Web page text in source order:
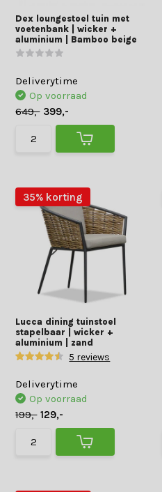
Dex loungestoel tuin met
voetenbank | wicker +
aluminium | Bamboo beige
Deliverytime
Op voorraad
649,- 399,-
35% korting
Lucca dining tuinstoel
stapelbaar | wicker +
aluminium | zand
5 reviews
Deliverytime
Op voorraad
199,- 129,-